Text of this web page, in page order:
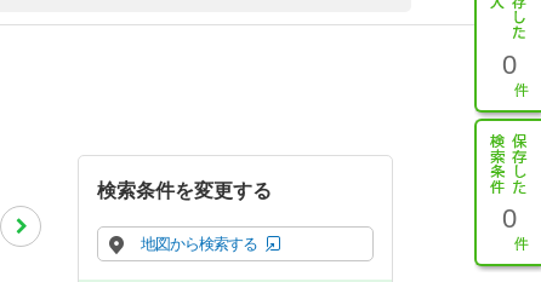
0
0
検索条件を変更する
地図から検索する